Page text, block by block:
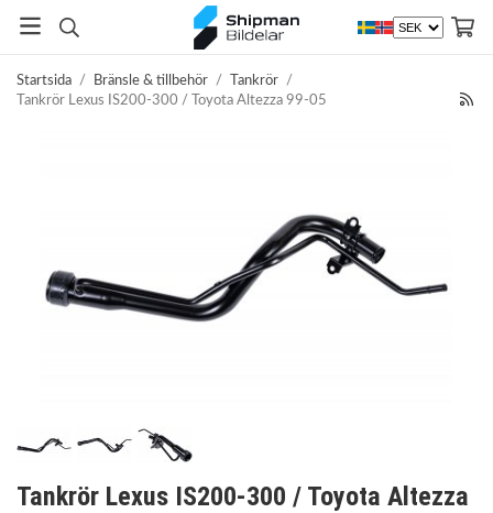
Startsida / Bränsle & tillbehör / Tankrör /
Tankrör Lexus IS200-300 / Toyota Altezza 99-05
Tankrör Lexus IS200-300 / Toyota Altezza